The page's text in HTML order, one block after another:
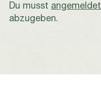
Du musst angemeldet
abzugeben.